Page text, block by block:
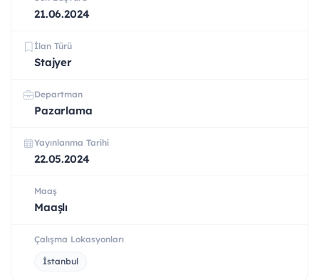
21.06.2024
İlan Türü
Stajyer
Departman
Pazarlama
Yayınlanma Tarihi
22.05.2024
Maaş
Maaşlı
Çalışma Lokasyonları
İstanbul